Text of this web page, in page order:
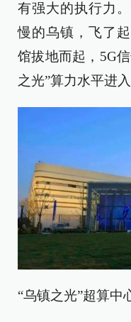
有强大的执行力
慢的乌镇，飞了
馆拔地而起，5G
之光”算力水平进
“乌镇之光”超算中